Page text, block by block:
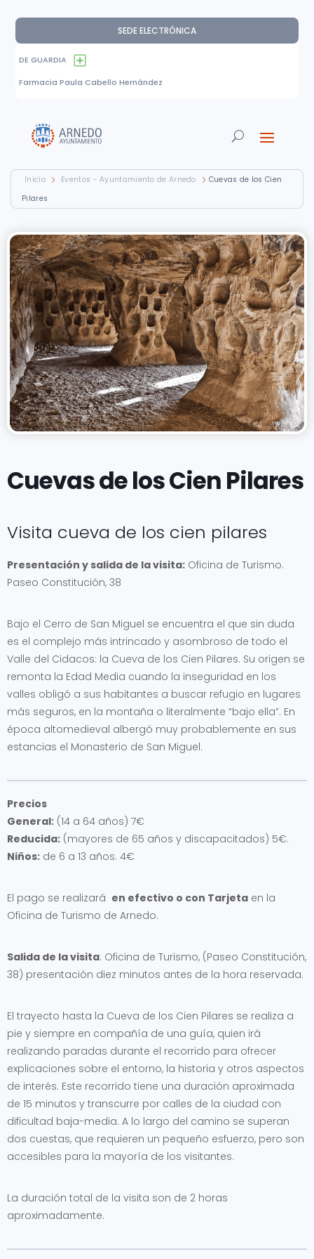
SEDE ELECTRÓNICA
DE GUARDIA
Farmacia Paula Cabello Hernández
Inicio Eventos - Ayuntamiento de Arnedo
Cuevas de los Cien
Pilares
Cuevas de los Cien Pilares
Visita cueva de los cien pilares
Presentación y salida de la visita: Oficina de Turismo.
Paseo Constitución, 38
Bajo el Cerro de San Miguel se encuentra el que sin duda
es el complejo más intrincado y asombroso de todo el
Valle del Cidacos: la Cueva de los Cien Pilares. Su origen se
remonta la Edad Media cuando la inseguridad en los
valles obligó a sus habitantes a buscar refugio en lugares
más seguros, en la montaña o literalmente “bajo ella”. En
época altomedieval albergó muy probablemente en sus
estancias el Monasterio de San Miguel.
Precios
General: (14 a 64 años) 7€
Reducida: (mayores de 65 años y discapacitados) 5€.
Niños: de 6 a 13 años. 4€
El pago se realizará en efectivo o con Tarjeta en la
Oficina de Turismo de Arnedo.
Salida de la visita: Oficina de Turismo, (Paseo Constitución,
38) presentación diez minutos antes de la hora reservada.
El trayecto hasta la Cueva de los Cien Pilares se realiza a
pie y siempre en compañía de una guía, quien irá
realizando paradas durante el recorrido para ofrecer
explicaciones sobre el entorno, la historia y otros aspectos
de interés. Este recorrido tiene una duración aproximada
de 15 minutos y transcurre por calles de la ciudad con
dificultad baja-media. A lo largo del camino se superan
dos cuestas, que requieren un pequeño esfuerzo, pero son
accesibles para la mayoría de los visitantes.
La duración total de la visita son de 2 horas
aproximadamente.